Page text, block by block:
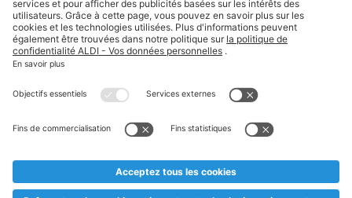
Textes marqués d'un astérisque et mentions légales
* Nous vendons ces articles temporairement et jusqu'à
au cas où, malgré le planning bien étudié, nous serions
prématurément en rupture de stock. Prix Recupel et TVA incl.
** Sur ce site, l’utilisation de la forme masculine a été adoptée